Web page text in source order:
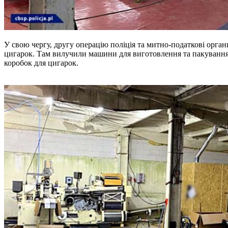
У свою чергу, другу операцію поліція та митно-податкові
цигарок. Там вилучили машини для виготовлення та
коробок для цигарок.